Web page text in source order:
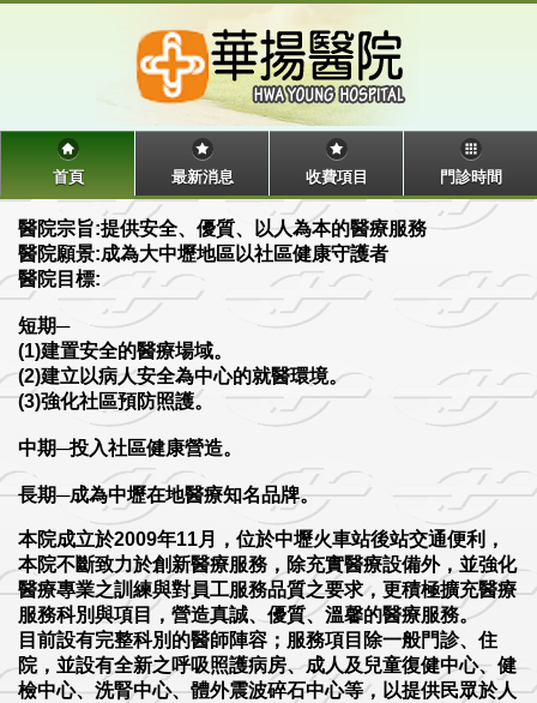
首頁 最新消息 收費項目 門診時間
醫院宗旨:提供安全、優質、以人為本的醫療服務
醫院願景:成為大中壢地區以社區健康守護者
醫院目標:
短期─
(1)建置安全的醫療場域。
(2)建立以病人安全為中心的就醫環境。
(3)強化社區預防照護。
中期─投入社區健康營造。
長期─成為中壢在地醫療知名品牌。
本院成立於2009年11月，位於中壢火車站後站交通便利，
本院不斷致力於創新醫療服務，除充實醫療設備外，並強化
醫療專業之訓練與對員工服務品質之要求，更積極擴充醫療
服務科別與項目，營造真誠、優質、溫馨的醫療服務。
目前設有完整科別的醫師陣容；服務項目除一般門診、住
院，並設有全新之呼吸照護病房、成人及兒童復健中心、健
檢中心、洗腎中心、體外震波碎石中心等，以提供民眾於人